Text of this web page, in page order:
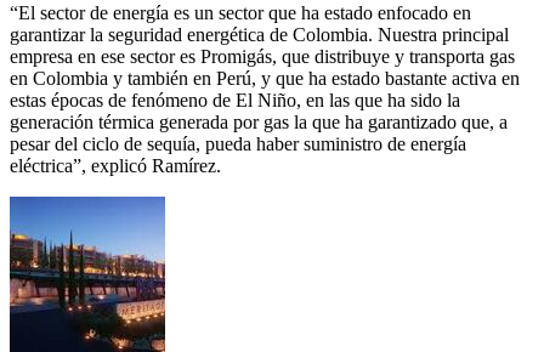
“El sector de energía es un sector que ha estado enfocado en
garantizar la seguridad energética de Colombia. Nuestra principal
empresa en ese sector es Promigás, que distribuye y transporta gas
en Colombia y también en Perú, y que ha estado bastante activa en
estas épocas de fenómeno de El Niño, en las que ha sido la
generación térmica generada por gas la que ha garantizado que, a
pesar del ciclo de sequía, pueda haber suministro de energía
eléctrica”, explicó Ramírez.